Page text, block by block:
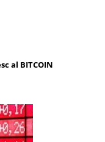
al BITCOIN